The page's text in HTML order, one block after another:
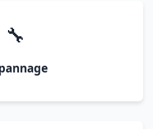
🔧